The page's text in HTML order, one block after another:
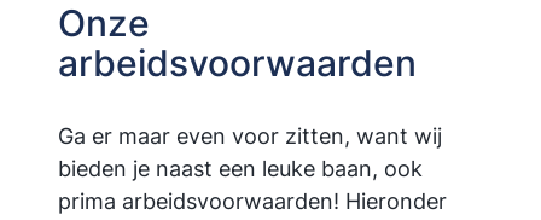
Onze
arbeidsvoorwaarden
Ga er maar even voor zitten, want wij
bieden je naast een leuke baan, ook
prima arbeidsvoorwaarden! Hieronder